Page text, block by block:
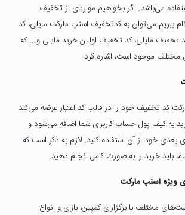
می‌باشد. اگر بخواهیم مواردی از تخفیف
ببریم می‌توان به کدتخفیف اسنپ مارکت مایلی، کد
تخفیف مایلی، کد تخفیف اولین خرید مایلی و... که
مختلف موجود است، اشاره کرد.
کد تخفیف خود را در قالب کد اعتبار عرضه می‌کند
به کیف پول حساب کاربری شما اضافه می‌شود و
بعدی خود از آن استفاده کنید. لازم به ذکر است که
باید خرید را به صورت کامل انجام دهید.
ویژه اسنپ مارکت
مختلف با برگزاری کمپین‌، بازی و انواع